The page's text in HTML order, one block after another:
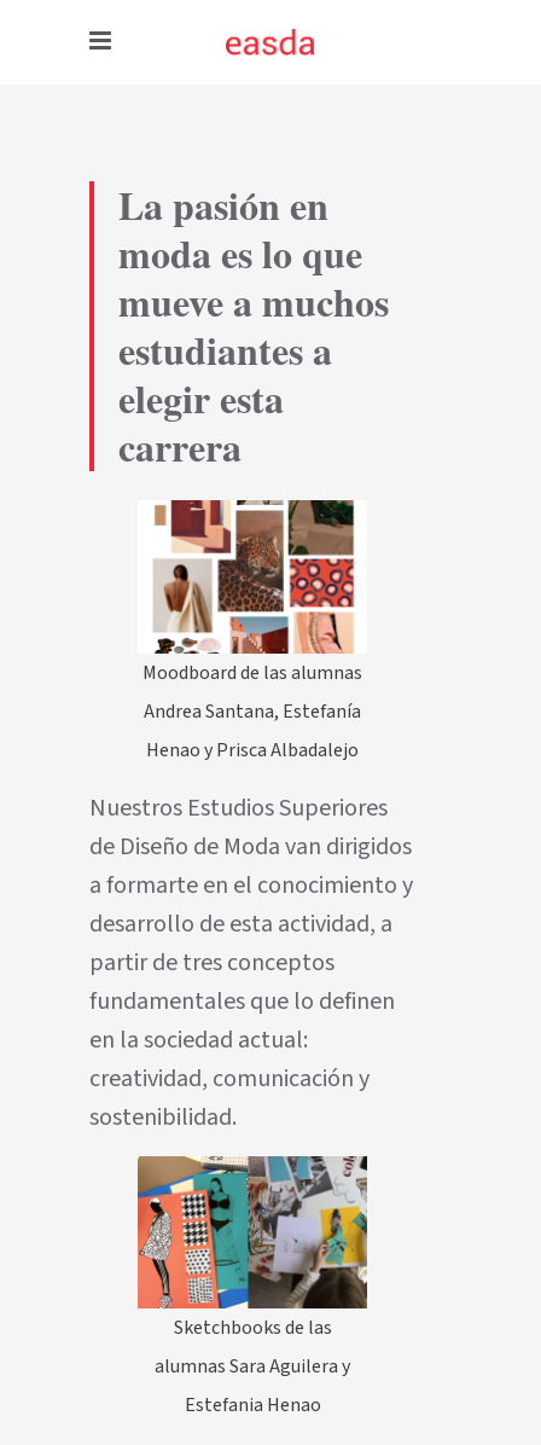
La pasión en
moda es lo que
mueve a muchos
estudiantes a
elegir esta
carrera
Moodboard de las alumnas
Andrea Santana, Estefanía
Henao y Prisca Albadalejo
Nuestros Estudios Superiores
de Diseño de Moda van dirigidos
a formarte en el conocimiento y
desarrollo de esta actividad, a
partir de tres conceptos
fundamentales que lo definen
en la sociedad actual:
creatividad, comunicación y
sostenibilidad.
Sketchbooks de las
alumnas Sara Aguilera y
Estefania Henao